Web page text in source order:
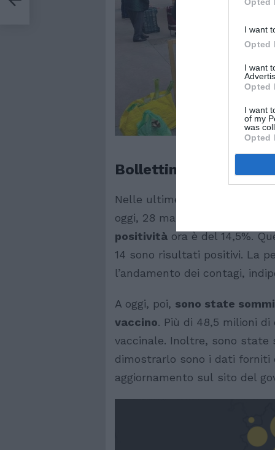
I want
Opted
I want
Opted
I want
of my
was
Opted
Bollettino covid oggi,
Nelle ultime 24 ore, poi,
oggi, 28 marzo, sono stati
positività ora è del 14,5%.
14 sono risultati positivi. La
l’andamento dei contagi,
A oggi, poi, sono state
vaccino. Più di 48,5 milioni
vaccinale. Inoltre, sono state
dimostrarlo sono i dati forniti
aggiornamento sul sito del